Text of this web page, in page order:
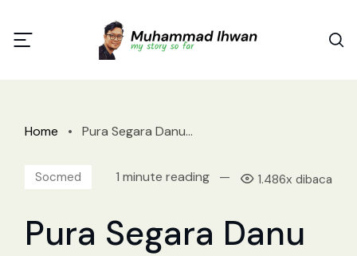
Home • Pura Segara Danu...
Socmed 1 minute reading — 1.486x dibaca
Pura Segara Danu